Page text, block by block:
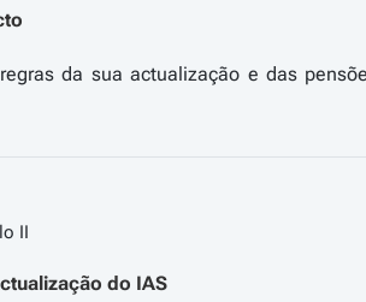
da sua actualização e das
II
do IAS